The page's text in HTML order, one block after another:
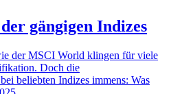
gängigen Indizes
der MSCI World klingen für viele
Doch die
beliebten Indizes immens: Was